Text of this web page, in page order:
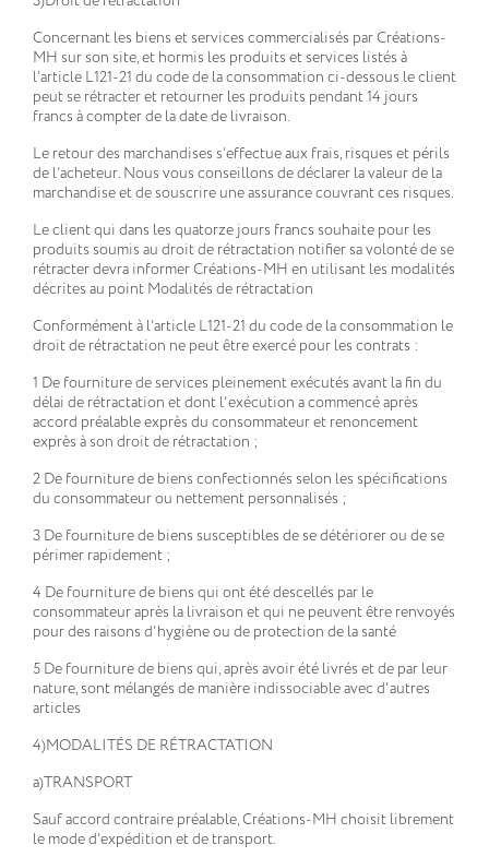
Concernant les biens et services commercialisés par Créations-
MH sur son site, et hormis les produits et services listés à
l’article L121-21 du code de la consommation ci-dessous le client
peut se rétracter et retourner les produits pendant 14 jours
francs à compter de la date de livraison.
Le retour des marchandises s’effectue aux frais, risques et périls
de l’acheteur. Nous vous conseillons de déclarer la valeur de la
marchandise et de souscrire une assurance couvrant ces risques.
Le client qui dans les quatorze jours francs souhaite pour les
produits soumis au droit de rétractation notifier sa volonté de se
rétracter devra informer Créations-MH en utilisant les modalités
décrites au point Modalités de rétractation
Conformément à l’article L121-21 du code de la consommation le
droit de rétractation ne peut être exercé pour les contrats :
1 De fourniture de services pleinement exécutés avant la fin du
délai de rétractation et dont l'exécution a commencé après
accord préalable exprès du consommateur et renoncement
exprès à son droit de rétractation ;
2 De fourniture de biens confectionnés selon les spécifications
du consommateur ou nettement personnalisés ;
3 De fourniture de biens susceptibles de se détériorer ou de se
périmer rapidement ;
4 De fourniture de biens qui ont été descellés par le
consommateur après la livraison et qui ne peuvent être renvoyés
pour des raisons d'hygiène ou de protection de la santé
5 De fourniture de biens qui, après avoir été livrés et de par leur
nature, sont mélangés de manière indissociable avec d'autres
articles
4)MODALITÉS DE RÉTRACTATION
a)TRANSPORT
Sauf accord contraire préalable, Créations-MH choisit librement
le mode d’expédition et de transport.